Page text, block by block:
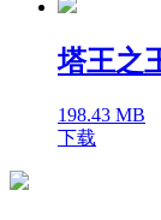
塔王之
198.43 MB
下载